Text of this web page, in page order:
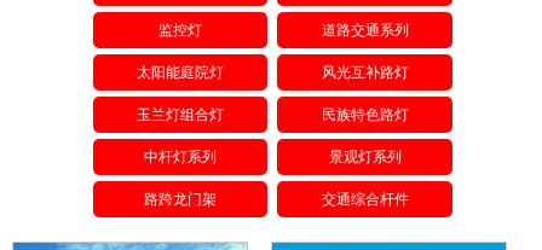
监控灯 道路交通系列
太阳能庭院灯 风光互补路灯
玉兰灯组合灯 民族特色路灯
中杆灯系列 景观灯系列
路跨龙门架 交通综合杆件